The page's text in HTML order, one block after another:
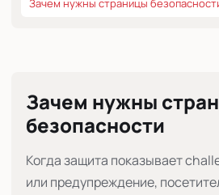
Зачем нужны страницы
Зачем нужны
безопасности
Когда защита показывает
или предупреждение,